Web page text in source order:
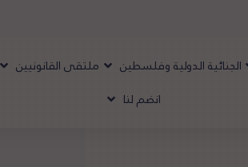
الجنائية الدولية وفلسطين ملتقى القانونيين
انضم لنا